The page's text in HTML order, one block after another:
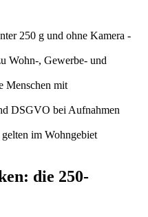
250 g und ohne Kamera -
Wohn-, Gewerbe- und
Menschen mit
DSGVO bei Aufnahmen
im Wohngebiet
die 250-